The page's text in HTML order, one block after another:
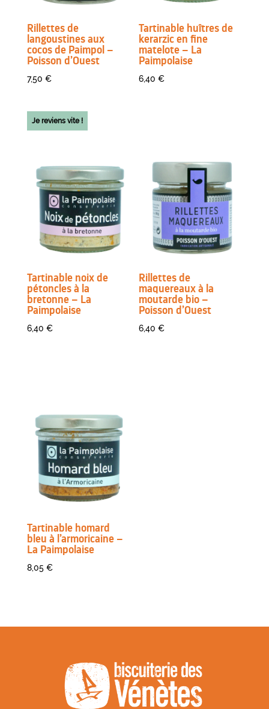
Rillettes de
langoustines aux
cocos de Paimpol –
Poisson d’Ouest
7,50 €
Tartinable huîtres de
kerarzic en fine
matelote – La
Paimpolaise
6,40€
Je reviens vite !
Tartinable noix de
pétoncles à la
bretonne – La
Paimpolaise
6,40 €
Rillettes de
maquereaux à la
moutarde bio –
Poisson d’Ouest
6,40€
Tartinable homard
bleu à l’armoricaine –
La Paimpolaise
8,05 €